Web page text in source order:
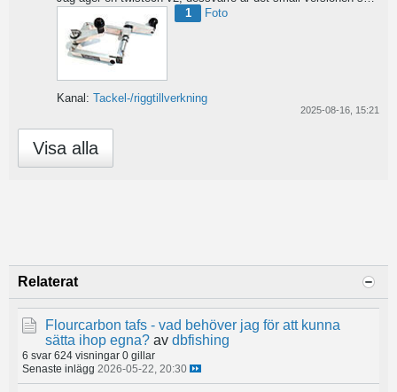
1
Foto
Kanal: Tackel-/riggtillverkning
2025-08-16, 15:21
Visa alla
Relaterat
Flourcarbon tafs - vad behöver jag för att kunna
sätta ihop egna? av dbfishing
6 svar 624 visningar 0 gillar
Senaste inlägg 2026-05-22, 20:30